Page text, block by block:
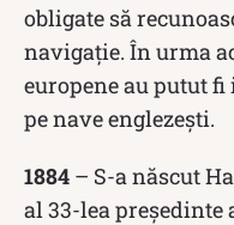
obligate să
navigație. În urma
europene au putut
pe nave englezești.
1884 – S-a născut
al 33-lea președinte